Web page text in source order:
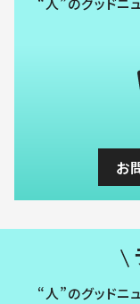
お
“人”のグッドニ